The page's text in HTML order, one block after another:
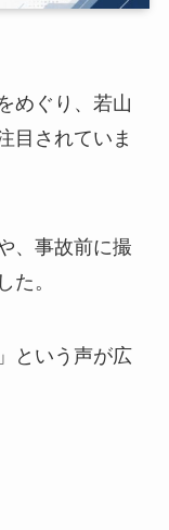
めぐり、若山
目されていま
、事故前に撮
た。
という声が広